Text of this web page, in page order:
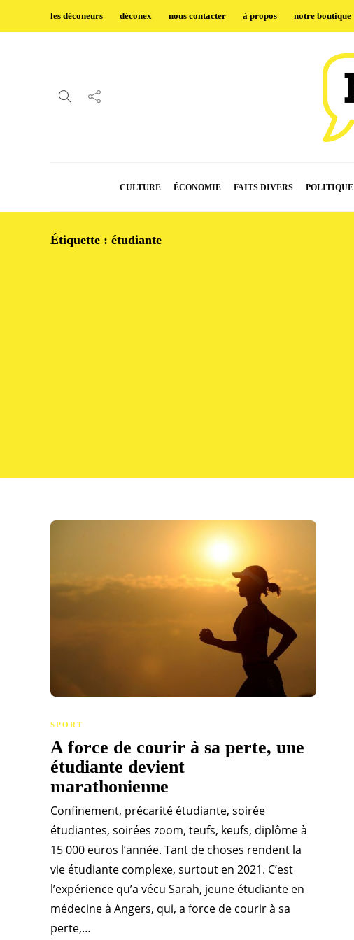
les déconeurs déconex nous contacter à propos notre boutique
CULTURE ÉCONOMIE FAITS DIVERS POLITIQUE
Étiquette : étudiante
SPORT
A force de courir à sa perte, une
étudiante devient
marathonienne
Confinement, précarité étudiante, soirée
étudiantes, soirées zoom, teufs, keufs, diplôme à
15 000 euros l’année. Tant de choses rendent la
vie étudiante complexe, surtout en 2021. C’est
l’expérience qu’a vécu Sarah, jeune étudiante en
médecine à Angers, qui, a force de courir à sa
perte,…